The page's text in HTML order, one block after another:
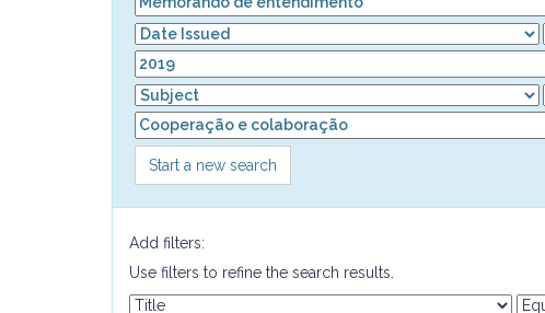
Start a new search
Add filters:
Use filters to refine the search results.